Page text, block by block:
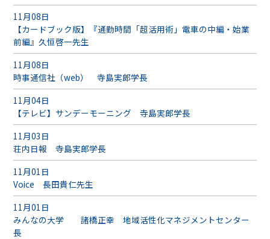
11月08日
【カードブック版】『通勤時間「超活用術」電車の中編・始業
前編』久恒啓一先生
11月08日
時事通信社（web） 寺島実郎学長
11月04日
【テレビ】サンデーモーニング 寺島実郎学長
11月03日
荘内日報 寺島実郎学長
11月01日
Voice 長田貴仁先生
11月01日
みんなの大学 諸橋正幸 地域活性化マネジメントセンター
長